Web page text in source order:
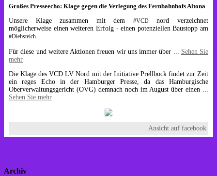
Großes Presseecho: Klage gegen die Verlegung des Fernbahnhofs Altona
Unsere Klage zusammen mit dem #VCDnord verzeichnet
möglicherweise einen weiteren Erfolg - einen potenziellen Baustopp am
#Diebsteich.
Für diese und weitere Aktionen freuen wir uns immer über
Sehen Sie
mehr
Die Klage des VCD LV Nord mit der Initiative Prellbock findet zur Zeit
ein reges Echo in der Hamburger Presse, da das Hamburgische
Oberverwaltungsgericht (OVG) demnach noch im August über einen
Sehen Sie mehr
Ansicht auf facebook
Archiv